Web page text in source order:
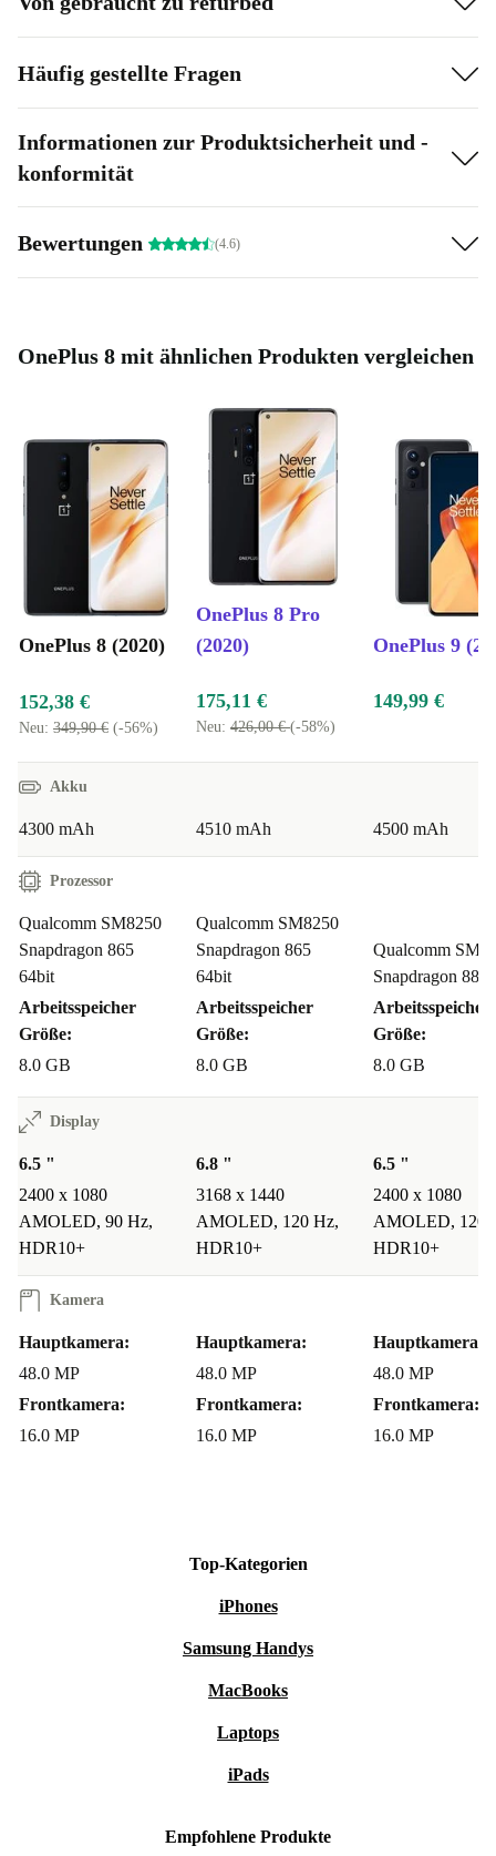
48.0 MP Hauptkamera liefert faszinierende Bilder und
mit den beiden anderen Kameras, hat man auch für
spezielle Situationen immer das passende Werkzeug in
der Hand.
Häufig gestellte Fragen
Informationen zur Produktsicherheit und -
konformität
Bewertungen (4.6)
OnePlus 8 mit ähnlichen Produkten vergleichen
OnePlus 8 (2020)
OnePlus 8 Pro
(2020)
OnePlus 9
152,38 €
Neu: 349,90 € (-56%)
175,11 €
Neu: 426,00 €(-58%)
149,99 €
Akku
4300 mAh 4510 mAh 4500 mAh
Prozessor
Qualcomm SM8250
Snapdragon 865
64bit
Arbeitsspeicher
Größe:
8.0 GB
Qualcomm SM8250
Snapdragon 865
64bit
Arbeitsspeicher
Größe:
8.0 GB
Qualcomm
Snapdragon 888
Arbeitsspeicher
Größe:
8.0 GB
Display
6.5 "
2400 x 1080
AMOLED, 90 Hz,
HDR10+
6.8 "
3168 x 1440
AMOLED, 120 Hz,
HDR10+
6.5 "
2400 x 1080
AMOLED, 120
HDR10+
Kamera
Hauptkamera:
48.0 MP
Frontkamera:
16.0 MP
Hauptkamera:
48.0 MP
Frontkamera:
16.0 MP
Hauptkamera:
48.0 MP
Frontkamera:
16.0 MP
Top-Kategorien
iPhones
Samsung Handys
MacBooks
Laptops
iPads
Empfohlene Produkte